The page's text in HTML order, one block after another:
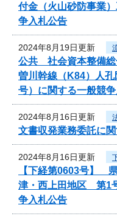
付金（火山砂防事業
争入札公告
2024年8月19日更新
公共 社会資本整備総
曽川幹線（K84）人
号）に関する一般競
2024年8月16日更新
文書収発業務委託に
2024年8月16日更新
【下経第0603号】
津・西上田地区 第1
争入札公告